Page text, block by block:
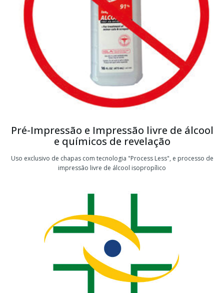
Pré-Impressão e Impressão livre de álcool
e químicos de revelação
Uso exclusivo de chapas com tecnologia "Process Less", e processo de
impressão livre de álcool isopropílico